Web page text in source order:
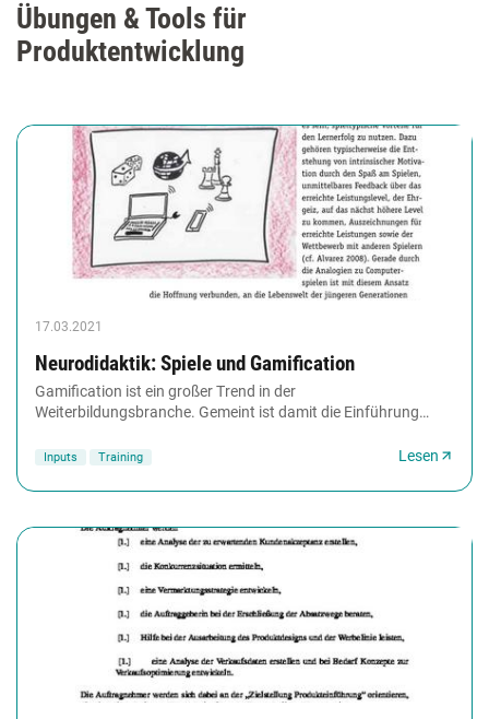
Übungen & Tools für
Produktentwicklung
17.03.2021
Neurodidaktik: Spiele und Gamification
Gamification ist ein großer Trend in der
Weiterbildungsbranche. Gemeint ist damit die Einführung
Inputs Training Lesen